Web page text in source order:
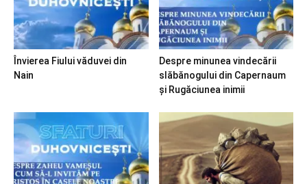
Învierea Fiului văduvei din
Nain
Despre minunea vindecării
slăbănogului din Capernaum
și Rugăciunea inimii